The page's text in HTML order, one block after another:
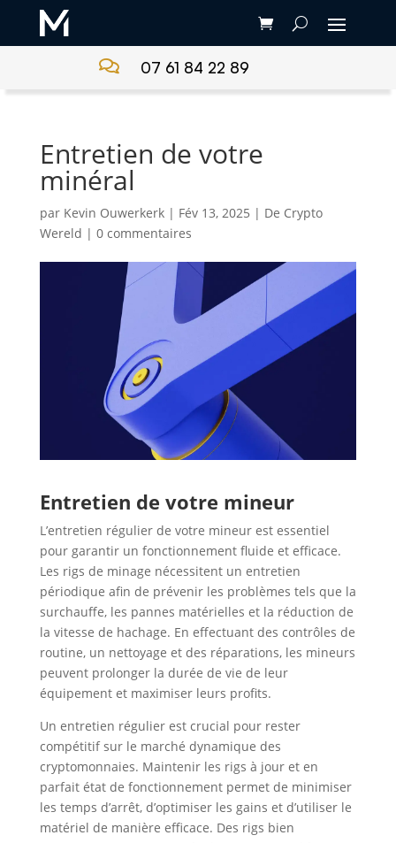
 07 61 84 22 89
Entretien de votre
minéral
par Kevin Ouwerkerk| Fév 13, 2025 | De Crypto
Wereld | 0 commentaires
Entretien de votre mineur
L’entretien régulier de votre mineur est essentiel
pour garantir un fonctionnement fluide et efficace.
Les rigs de minage nécessitent un entretien
périodique afin de prévenir les problèmes tels que la
surchauffe, les pannes matérielles et la réduction de
la vitesse de hachage. En effectuant des contrôles de
routine, un nettoyage et des réparations, les mineurs
peuvent prolonger la durée de vie de leur
équipement et maximiser leurs profits.
Un entretien régulier est crucial pour rester
compétitif sur le marché dynamique des
cryptomonnaies. Maintenir les rigs à jour et en
parfait état de fonctionnement permet de minimiser
les temps d’arrêt, d’optimiser les gains et d’utiliser le
matériel de manière efficace. Des rigs bien